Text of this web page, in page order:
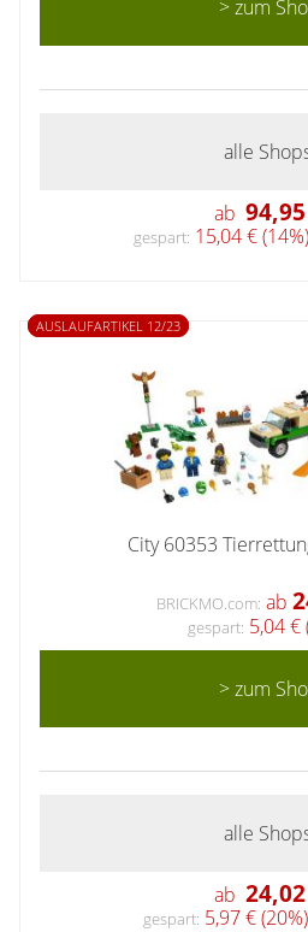
> zum
alle
ab
gespart: 15,04 € (14%)
AUSLAUFARTIKEL 12/23
City 60353
BRICKMO.com: ab
gespart: 5,04 €
> zum
alle
ab
gespart: 5,97 € (20%)